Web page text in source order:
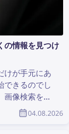
の情報を見つけ
けが手元にあ
できるのでし
画像検索を行
貴重な情報を
は、写真か
04.08.2026